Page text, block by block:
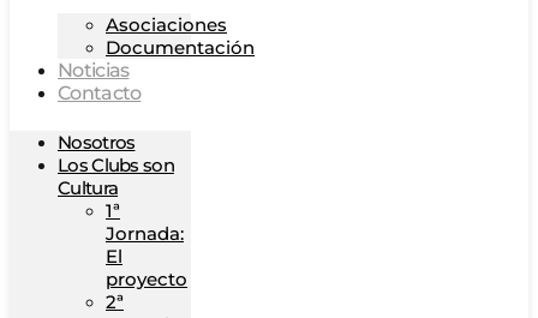
Asociaciones
Documentación
Noticias
Contacto
Nosotros
Los Clubs son
Cultura
1ª
Jornada:
El
proyecto
2ª